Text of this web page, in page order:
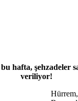
hafta, şehzadeler
veriliyor!